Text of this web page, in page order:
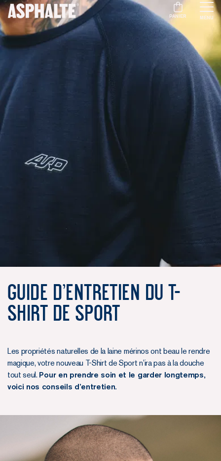
PANIER MENU
Guide d'entretien du T-
Shirt de Sport
Les propriétés naturelles de la laine mérinos ont beau le rendre
magique, votre nouveau T-Shirt de Sport n’ira pas à la douche
tout seul. Pour en prendre soin et le garder longtemps,
voici nos conseils d’entretien.